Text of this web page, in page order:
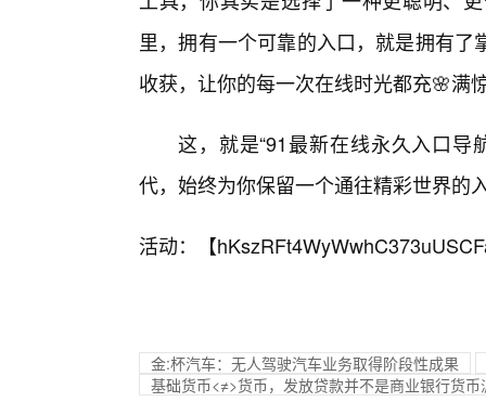
里，拥有一个可靠的入口，就是拥有
收获，让你的每一次在线时光都充🌸满
这，就是“91最新在线永久入口导
代，始终为你保留一个通往精彩世界的
活动：【
金:杯汽车：无人驾驶汽车业务取得阶段性成果
基础货币<≠>货币，发放贷款并不是商业银行货